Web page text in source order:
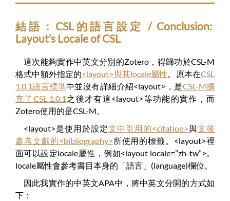
結語：CSL的語言設定 / Conclusion:
Layout’s Locale of CSL
這次能夠實作中英文分別的Zotero，得歸功於CSL-M
格式中額外指定的<layout>與其locale屬性。原本在CSL
1.0.1語言標準中並沒有詳細介紹<layout>，是CSL-M擴
充了CSL 1.0.1 之後才有這<layout>等功能的實作，而
Zotero使用的是CSL-M。
<layout>是使用於設定文中引用的<citation>與文後
參考文獻的<bibliography> 所使用的標籤。<layout>裡
面可以設定locale屬性，例如<layout locale=”zh-tw”>。
locale屬性會參考書目本身的「語言」(language)欄位。
因此我實作的中英文APA中，將中英文分開的方式如
下：